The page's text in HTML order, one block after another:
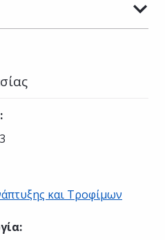
:
και Τροφίμων
: